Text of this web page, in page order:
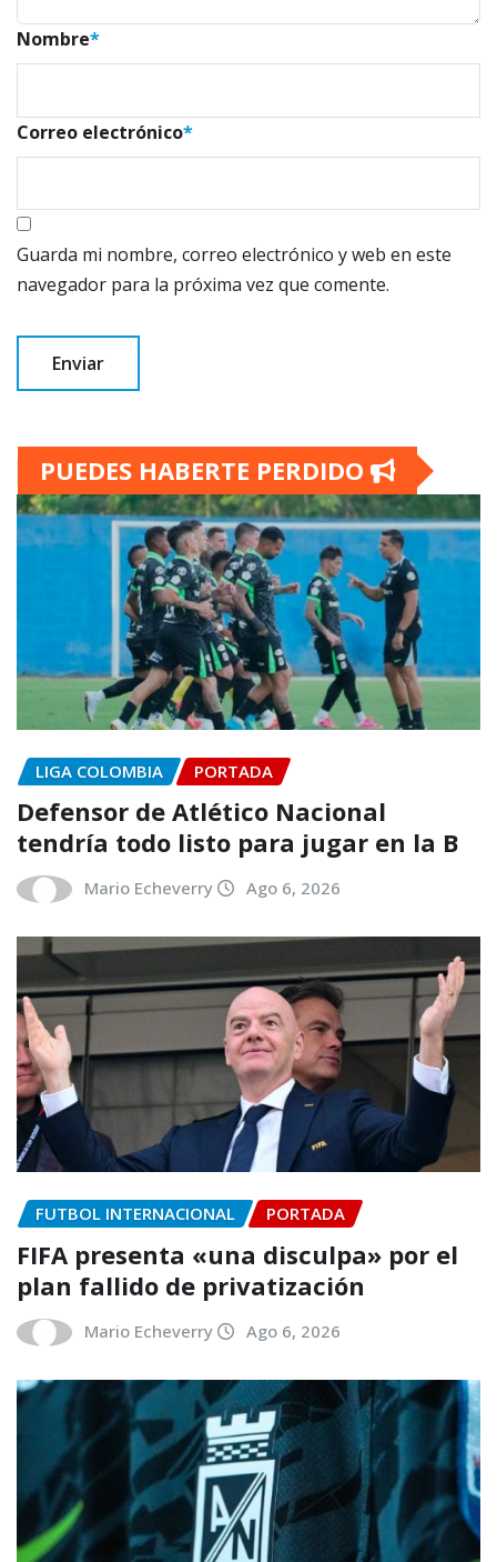
Nombre*
Correo electrónico*
Guarda mi nombre, correo electrónico y web en este
navegador para la próxima vez que comente.
PUEDES HABERTE PERDIDO
LIGA COLOMBIA PORTADA
Defensor de Atlético Nacional
tendría todo listo para jugar en la B
Mario Echeverry Ago 6, 2026
FUTBOL INTERNACIONAL PORTADA
FIFA presenta «una disculpa» por el
plan fallido de privatización
Mario Echeverry Ago 6, 2026